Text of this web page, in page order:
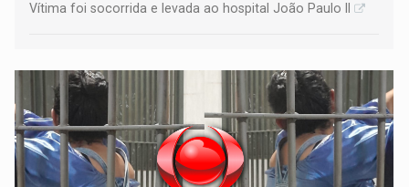
Vítima foi socorrida e levada ao hospital João Paulo II